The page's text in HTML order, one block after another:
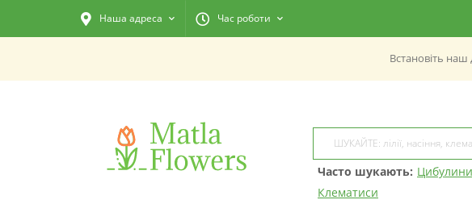
Наша адреса Час роботи
Встановiть наш
Часто шукають: Цибулини
Клематиси